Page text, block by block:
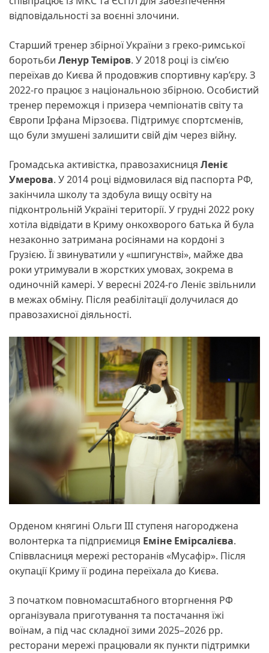
відповідальності за воєнні злочини.
Старший тренер збірної України з греко-римської
боротьби Ленур Теміров. У 2018 році із сім’єю
переїхав до Києва й продовжив спортивну кар’єру. З
2022-го працює з національною збірною. Особистий
тренер переможця і призера чемпіонатів світу та
Європи Ірфана Мірзоєва. Підтримує спортсменів,
що були змушені залишити свій дім через війну.
Громадська активістка, правозахисниця Леніє
Умерова. У 2014 році відмовилася від паспорта РФ,
закінчила школу та здобула вищу освіту на
підконтрольній Україні території. У грудні 2022 року
хотіла відвідати в Криму онкохворого батька й була
незаконно затримана росіянами на кордоні з
Грузією. Її звинуватили у «шпигунстві», майже два
роки утримували в жорстких умовах, зокрема в
одиночній камері. У вересні 2024-го Леніє звільнили
в межах обміну. Після реабілітації долучилася до
правозахисної діяльності.
Орденом княгині Ольги ІІІ ступеня нагороджена
волонтерка та підприємиця Еміне Емірсалієва.
Співвласниця мережі ресторанів «Мусафір». Після
окупації Криму її родина переїхала до Києва.
З початком повномасштабного вторгнення РФ
організувала приготування та постачання їжі
воїнам, а під час складної зими 2025–2026 рр.
ресторани мережі працювали як пункти підтримки